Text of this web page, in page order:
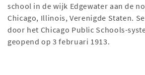
school in de wijk Edgewater aan de
Chicago, Illinois, Verenigde Staten.
door het Chicago Public Schools-
geopend op 3 februari 1913.